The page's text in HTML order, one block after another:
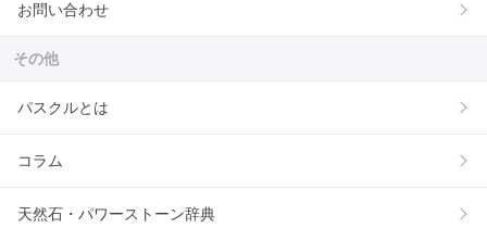
お問い合わせ
その他
パスクルとは
コラム
天然石・パワーストーン辞典